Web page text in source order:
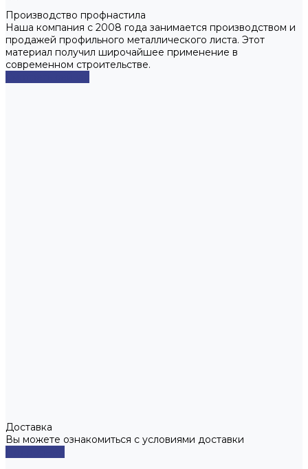
Производство профнастила
Наша компания с 2008 года занимается производством и
продажей профильного металлического листа. Этот
материал получил широчайшее применение в
современном строительстве.
Доставка
Вы можете ознакомиться с условиями доставки